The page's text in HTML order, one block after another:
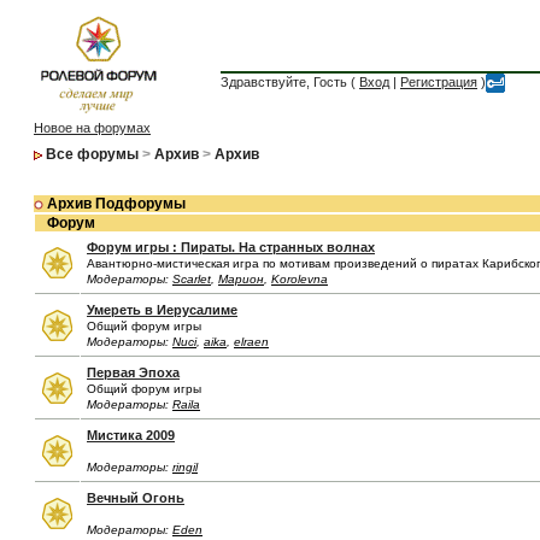
Здравствуйте, Гость ( Вход | Регистрация )
Новое на форумах
Все форумы > Архив > Архив
Архив Подфорумы
Форум
Форум игры : Пираты. На странных волнах
Авантюрно-мистическая игра по мотивам произведений о пиратах
Модераторы: Scarlet Марион Korolevna
Умереть в Иерусалиме
Общий форум игры
Модераторы: Nuci, aika elraen
Первая Эпоха
Общий форум игры
Модераторы: Raila
Мистика 2009
Модераторы: ringil
Вечный Огонь
Модераторы: Eden